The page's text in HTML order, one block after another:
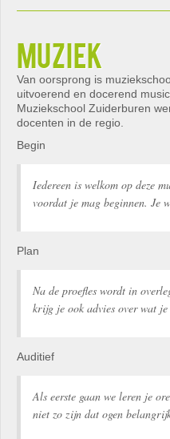
muziek
Van oorsprong is
uitvoerend en docerend
Muziekschool Zuiderburen
docenten in de regio.
Begin
Iedereen is welkom op deze
voordat je mag beginnen. Je
Plan
Na de proefles wordt in
krijg je ook advies over wat je
Auditief
Als eerste gaan we leren je
niet zo zijn dat ogen